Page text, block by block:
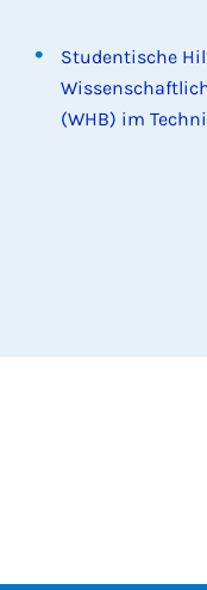
Studentische
(WHB) im